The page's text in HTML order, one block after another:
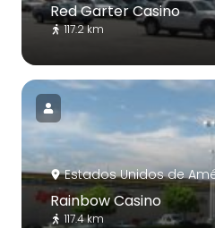
Red Garter Casino
117.2 km
Estados Unidos de
Rainbow Casino
117.4 km